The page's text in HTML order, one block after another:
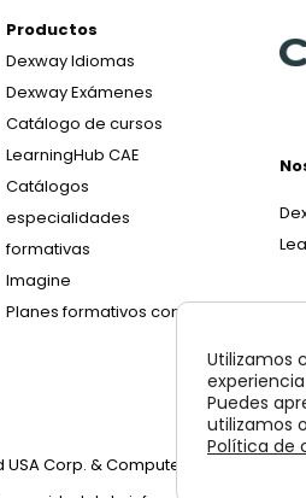
Productos
Dexway Idiomas
Dexway Exámenes
Catálogo de cursos
LearningHub CAE
Catálogos
especialidades
formativas
Imagine
Planes formativos con IA
Corp. & Computer Aided
Utilizamos
Puedes
utilizamos
Política de